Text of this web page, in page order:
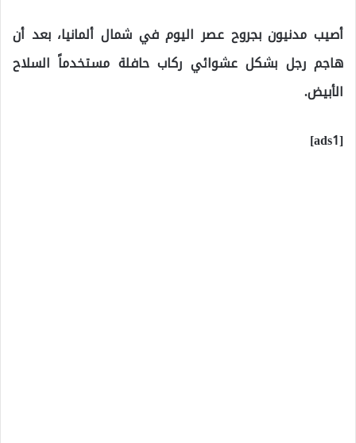
أصيب مدنيون بجروح عصر اليوم في شمال ألمانيا، بعد أن
هاجم رجل بشكل عشوائي ركاب حافلة مستخدماً السلاح
الأبيض.
[ads1]